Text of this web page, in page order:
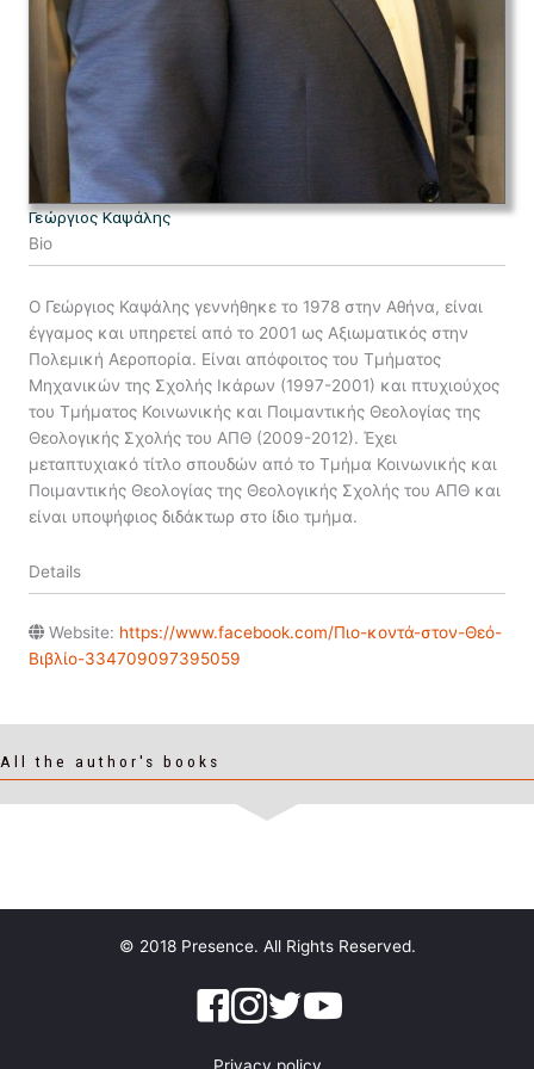
Γεώργιος Καψάλης
Bio
Ο Γεώργιος Καψάλης γεννήθηκε το 1978 στην Αθήνα, είναι
έγγαμος και υπηρετεί από το 2001 ως Αξιωματικός στην
Πολεμική Αεροπορία. Είναι απόφοιτος του Τμήματος
Μηχανικών της Σχολής Ικάρων (1997-2001) και πτυχιούχος
του Τμήματος Κοινωνικής και Ποιμαντικής Θεολογίας της
Θεολογικής Σχολής του ΑΠΘ (2009-2012). Έχει
μεταπτυχιακό τίτλο σπουδών από το Τμήμα Κοινωνικής και
Ποιμαντικής Θεολογίας της Θεολογικής Σχολής του ΑΠΘ και
είναι υποψήφιος διδάκτωρ στο ίδιο τμήμα.
Details
Website: https://www.facebook.com/Πιο-κοντά-στον-Θεό-
Βιβλίο-334709097395059
All the author's books
© 2018 Presence. All Rights Reserved.
Privacy policy